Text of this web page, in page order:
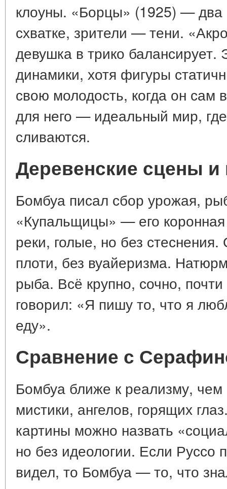
клоуны. «Борцы» (1925) —
схватке, зрители — тени.
девушка в трико
динамики, хотя фигуры
свою молодость, когда он сам
для него — идеальный мир,
сливаются.
Деревенские сцены
Бомбуа писал сбор урожая,
«Купальщицы» — его
реки, голые, но без
плоти, без вуайеризма.
рыба. Всё крупно, сочно,
говорил: «Я пишу то, что я
еду».
Сравнение с
Бомбуа ближе к реализму,
мистики, ангелов, горящих
картины можно назвать
но без идеологии. Если Руссо
видел, то Бомбуа — то, что